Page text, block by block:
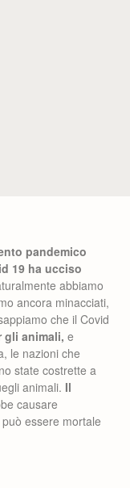
pandemico
19 ha ucciso
abbiamo
ancora minacciati,
che il Covid
gli animali, e
le nazioni che
state costrette a
animali. Il
causare
essere mortale